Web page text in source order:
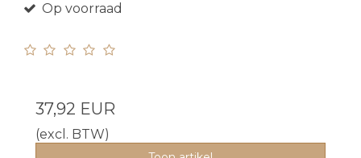
Op voorraad
37,92 EUR
(excl. BTW)